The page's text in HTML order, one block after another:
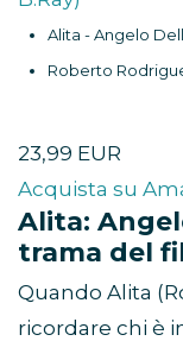
Alita - Angelo
Roberto
23,99 EUR
Acquista su
Alita:
trama del
Quando Alita
ricordare chi è